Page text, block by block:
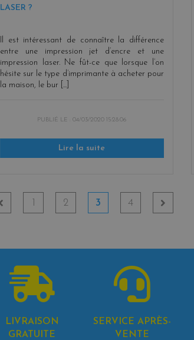
LASER ?
Il est intéressant de connaître la différence
entre une impression jet d’encre et une
impression laser. Ne fût-ce que lorsque l’on
hésite sur le type d’imprimante à acheter pour
la maison, le bur [...]
PUBLIÉ LE :04/03/2020 15:28:06
Lire la suite
2 3 4
LIVRAISON
GRATUITE
SERVICE APRÈS-
VENTE